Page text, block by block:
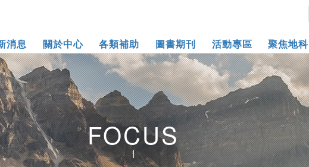
消息 關於中心 各類補助 圖書期刊 活動專區 聚焦地科
FOCUS